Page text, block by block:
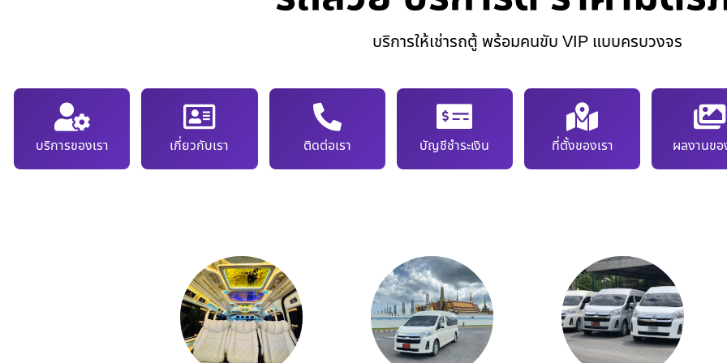
บริการให้เช่ารถตู้ พร้อมคนขับ VIP แบบครบวงจร
บริการของเรา เกี่ยวกับเรา ติดต่อเรา บัญชีชำระเงิน ที่ตั้งของเรา ผลงานขอ